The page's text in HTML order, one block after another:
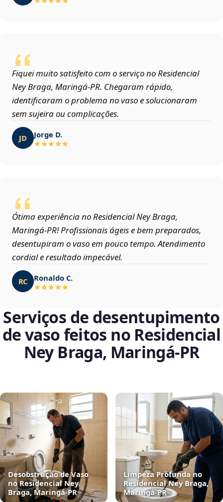
Fiquei muito satisfeito com o serviço no Residencial
Ney Braga, Maringá‑PR. Chegaram rápido,
identificaram o problema no vaso e solucionaram
sem sujeira ou complicações.
JD Jorge D.
Ótima experiência no Residencial Ney Braga,
Maringá‑PR! Profissionais ágeis e bem preparados,
desentupiram o vaso em pouco tempo. Atendimento
cordial e resultado impecável.
RC Ronaldo C.
Serviços de desentupimento
de vaso feitos no Residencial
Ney Braga, Maringá‑PR
Desobstrução de Vaso
no Residencial Ney
Braga, Maringá‑PR
Limpeza Profunda no
Residencial Ney Braga,
Maringá‑PR